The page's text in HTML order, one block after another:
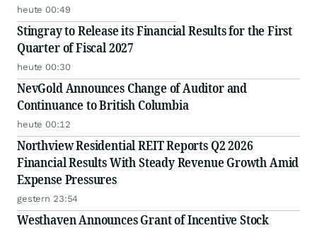
heute 00:49
Stingray to Release its Financial Results for the First
Quarter of Fiscal 2027
heute 00:30
NevGold Announces Change of Auditor and
Continuance to British Columbia
heute 00:12
Northview Residential REIT Reports Q2 2026
Financial Results With Steady Revenue Growth Amid
Expense Pressures
gestern 23:54
Westhaven Announces Grant of Incentive Stock